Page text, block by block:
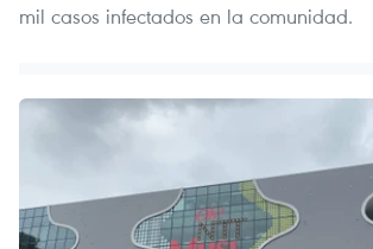
mil casos infectados en la comunidad.